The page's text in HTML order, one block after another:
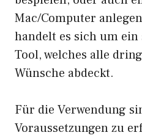
Mac/Computer
handelt es sich um
Tool, welches alle
Wünsche abdeckt.
Für die Verwendung
Voraussetzungen zu